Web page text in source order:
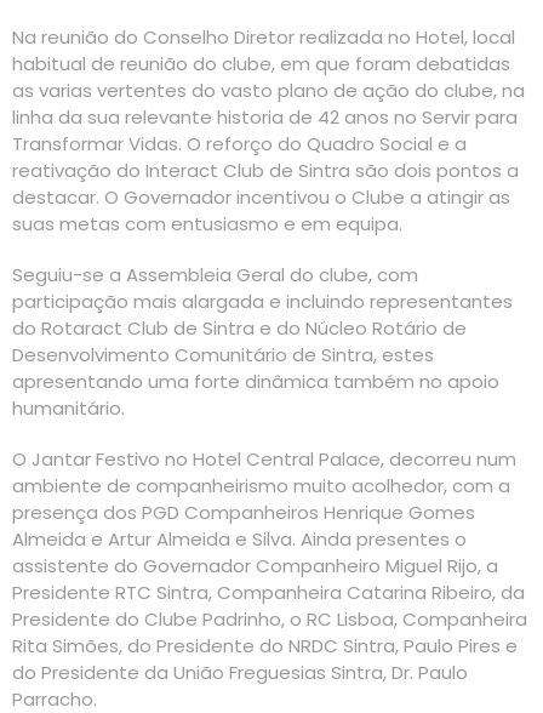
Na reunião do Conselho Diretor realizada no Hotel, local
habitual de reunião do clube, em que foram debatidas
as varias vertentes do vasto plano de ação do clube, na
linha da sua relevante historia de 42 anos no Servir para
Transformar Vidas. O reforço do Quadro Social e a
reativação do Interact Club de Sintra são dois pontos a
destacar. O Governador incentivou o Clube a atingir as
suas metas com entusiasmo e em equipa.
Seguiu-se a Assembleia Geral do clube, com
participação mais alargada e incluindo representantes
do Rotaract Club de Sintra e do Núcleo Rotário de
Desenvolvimento Comunitário de Sintra, estes
apresentando uma forte dinâmica também no apoio
humanitário.
O Jantar Festivo no Hotel Central Palace, decorreu num
ambiente de companheirismo muito acolhedor, com a
presença dos PGD Companheiros Henrique Gomes
Almeida e Artur Almeida e Silva. Ainda presentes o
assistente do Governador Companheiro Miguel Rijo, a
Presidente RTC Sintra, Companheira Catarina Ribeiro, da
Presidente do Clube Padrinho, o RC Lisboa, Companheira
Rita Simões, do Presidente do NRDC Sintra, Paulo Pires e
do Presidente da União Freguesias Sintra, Dr. Paulo
Parracho.